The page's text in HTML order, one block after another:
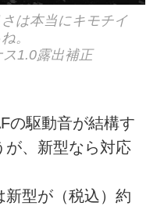
は本当にキモチイ
。
1.0露出補正
の駆動音が結構す
が、新型なら対応
新型が（税込）約